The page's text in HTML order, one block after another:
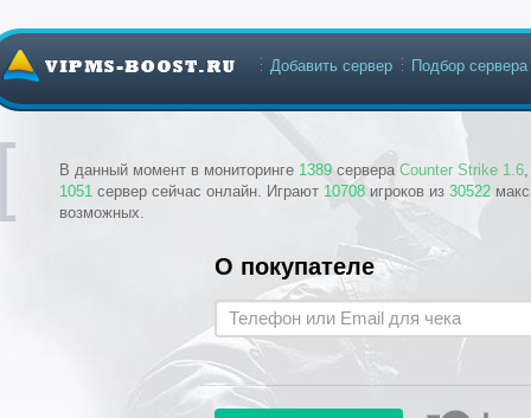
В данный момент в мониторинге 1389 сервера Counter Strike 1.6
1051 сервер сейчас онлайн. Играют 10708 игроков из 30522
возможных.
Добавить сервер Подбор сервера
О покупателе